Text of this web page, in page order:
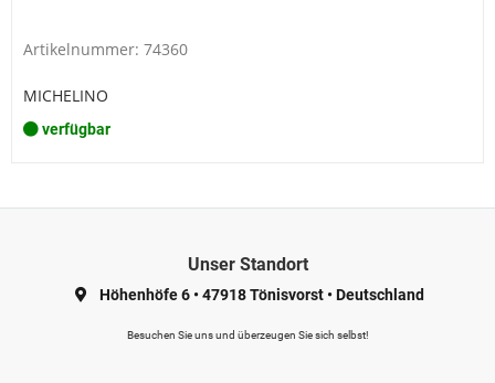
Artikelnummer: 74360
MICHELINO
verfügbar
Unser Standort
Höhenhöfe 6 •47918 Tönisvorst •Deutschland
Besuchen Sie uns und überzeugen Sie sich selbst!